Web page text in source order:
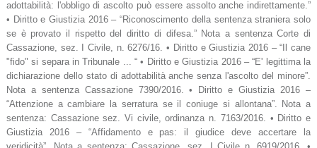
adottabilità: l'obbligo di ascolto può essere assolto anche indirettamente.”
• Diritto e Giustizia 2016 – “Riconoscimento della sentenza straniera solo
se è provato il rispetto del diritto di difesa.” Nota a sentenza Corte di
Cassazione, sez. I Civile, n. 6276/16. • Diritto e Giustizia 2016 – “Il cane
"fido" si separa in Tribunale ... “ • Diritto e Giustizia 2016 – “E' legittima la
dichiarazione dello stato di adottabilità anche senza l'ascolto del minore”.
Nota a sentenza Cassazione 7390/2016. • Diritto e Giustizia 2016 –
“Attenzione a cambiare la serratura se il coniuge si allontana”. Nota a
sentenza: Cassazione sez. Vi civile, ordinanza n. 7163/2016. • Diritto e
Giustizia 2016 – “Affidamento e pas: il giudice deve accertare la